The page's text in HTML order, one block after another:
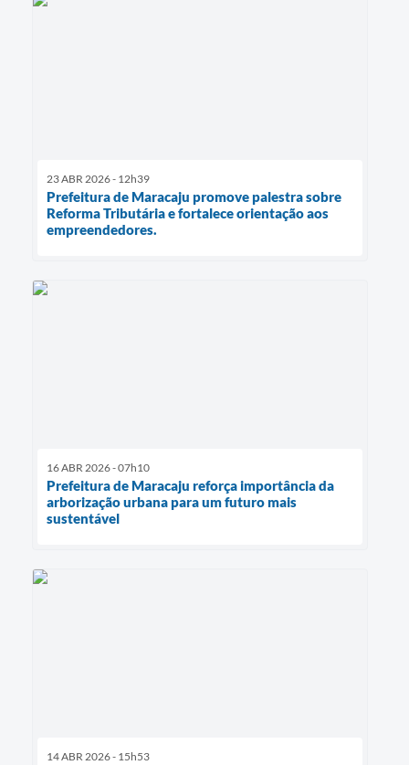
23 ABR 2026 - 12h39
Prefeitura de Maracaju promove palestra sobre
Reforma Tributária e fortalece orientação aos
empreendedores.
16 ABR 2026 - 07h10
Prefeitura de Maracaju reforça importância da
arborização urbana para um futuro mais
sustentável
14 ABR 2026 - 15h53